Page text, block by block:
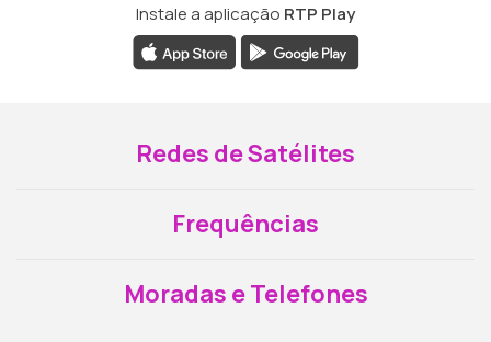
Instale a aplicação RTP Play
Redes de Satélites
Frequências
Moradas e Telefones